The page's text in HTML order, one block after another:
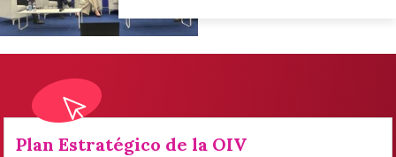
Plan Estratégico de la OIV